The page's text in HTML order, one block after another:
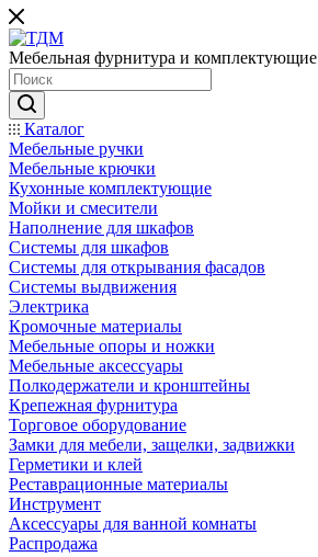
Мебельная фурнитура и комплектующие
Каталог
Мебельные ручки
Мебельные крючки
Кухонные комплектующие
Мойки и смесители
Наполнение для шкафов
Cистемы для шкафов
Системы для открывания фасадов
Системы выдвижения
Электрика
Кромочные материалы
Мебельные опоры и ножки
Мебельные аксессуары
Полкодержатели и кронштейны
Крепежная фурнитура
Торговое оборудование
Замки для мебели, защелки, задвижки
Герметики и клей
Реставрационные материалы
Инструмент
Аксессуары для ванной комнаты
Распродажа